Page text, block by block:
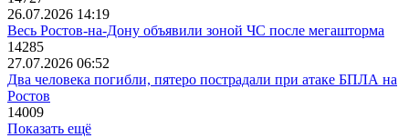
26.07.2026 14:19
Весь Ростов-на-Дону объявили зоной ЧС после мегашторма
14285
27.07.2026 06:52
Два человека погибли, пятеро пострадали при атаке БПЛА на
Ростов
14009
Показать ещё